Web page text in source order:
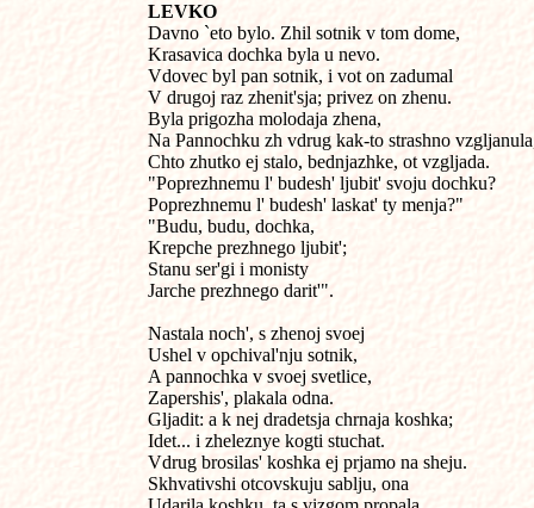
LEVKO
Davno `eto bylo. Zhil sotnik v tom dome,
Krasavica dochka byla u nevo.
Vdovec byl pan sotnik, i vot on zadumal
V drugoj raz zhenit'sja; privez on zhenu.
Byla prigozha molodaja zhena,
Na Pannochku zh vdrug kak-to strashno
Chto zhutko ej stalo, bednjazhke, ot vzgljada.
"Poprezhnemu l' budesh' ljubit' svoju dochku?
Poprezhnemu l' budesh' laskat' ty menja?"
"Budu, budu, dochka,
Krepche prezhnego ljubit';
Stanu ser'gi i monisty
Jarche prezhnego darit'".
Nastala noch', s zhenoj svoej
Ushel v opchival'nju sotnik,
A pannochka v svoej svetlice,
Zapershis', plakala odna.
Gljadit: a k nej dradetsja chrnaja koshka;
Idet... i zheleznye kogti stuchat.
Vdrug brosilas' koshka ej prjamo na sheju.
Skhvativshi otcovskuju sablju, ona